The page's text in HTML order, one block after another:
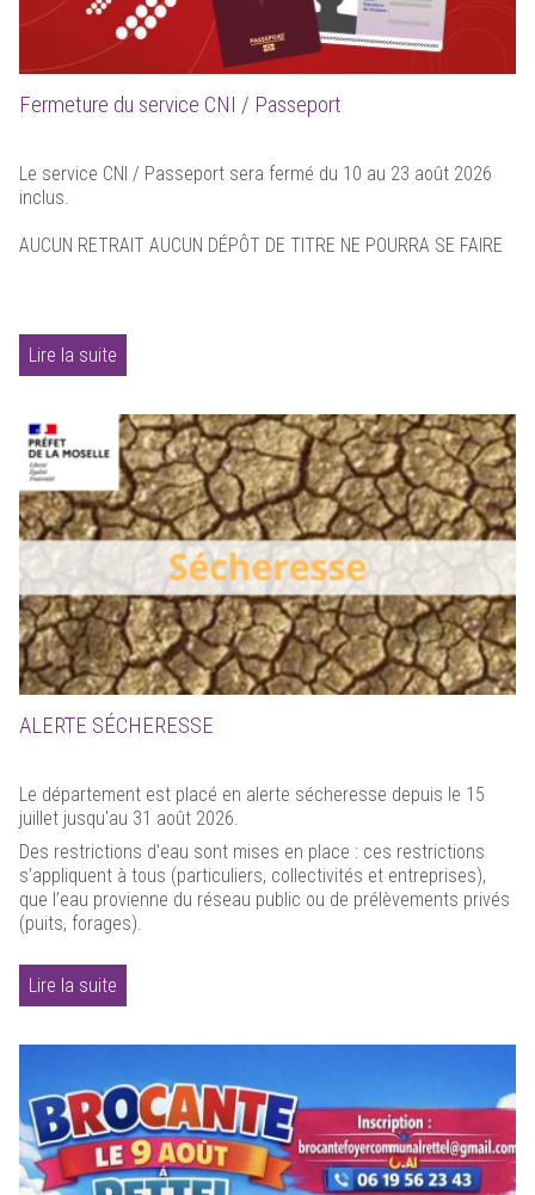
Fermeture du service CNI / Passeport
Le service CNI / Passeport sera fermé du 10 au 23 août 2026
inclus.
AUCUN RETRAIT AUCUN DÉPÔT DE TITRE NE POURRA SE FAIRE
Lire la suite
ALERTE SÉCHERESSE
Le département est placé en alerte sécheresse depuis le 15
juillet jusqu'au 31 août 2026.
Des restrictions d'eau sont mises en place : ces restrictions
s’appliquent à tous (particuliers, collectivités et entreprises),
que l’eau provienne du réseau public ou de prélèvements privés
(puits, forages).
Lire la suite